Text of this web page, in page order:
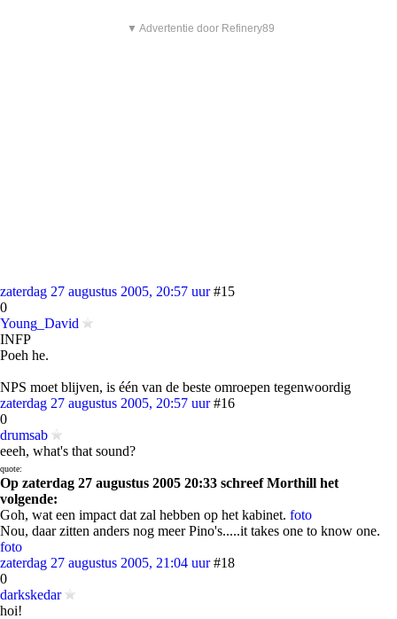
▼ Advertentie door Refinery89
zaterdag 27 augustus 2005, 20:57 uur #15
0
Young_David
INFP
Poeh he.
NPS moet blijven, is één van de beste omroepen tegenwoordig
zaterdag 27 augustus 2005, 20:57 uur #16
0
drumsab
eeeh, what's that sound?
quote:
Op zaterdag 27 augustus 2005 20:33 schreef Morthill het
volgende:
Goh, wat een impact dat zal hebben op het kabinet. foto
Nou, daar zitten anders nog meer Pino's.....it takes one to know one.
foto
zaterdag 27 augustus 2005, 21:04 uur #18
0
darkskedar
hoi!